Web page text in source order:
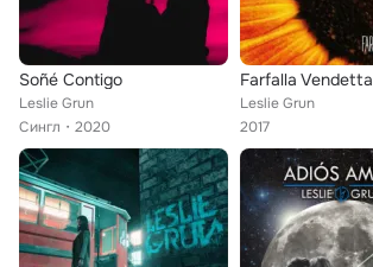
Soñé Contigo
Leslie Grun
Сингл
2020
Farfalla Vendetta
Leslie Grun
2017